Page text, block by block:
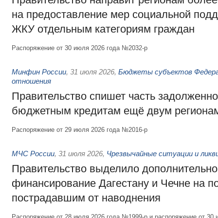
на предоставление мер социальной
ЖКУ отдельным категориям граждан
Распоряжение от 30 июля 2026 года №2032-р
Минфин России, 31 июля 2026, Бюджеты субъектов
отношения
Правительство спишет часть
бюджетным кредитам ещё двум
Распоряжение от 29 июля 2026 года №2016-р
МЧС России, 31 июля 2026, Чрезвычайные ситуации и
Правительство выделило
финансирование Дагестану и Чечне на
пострадавшим от наводнения